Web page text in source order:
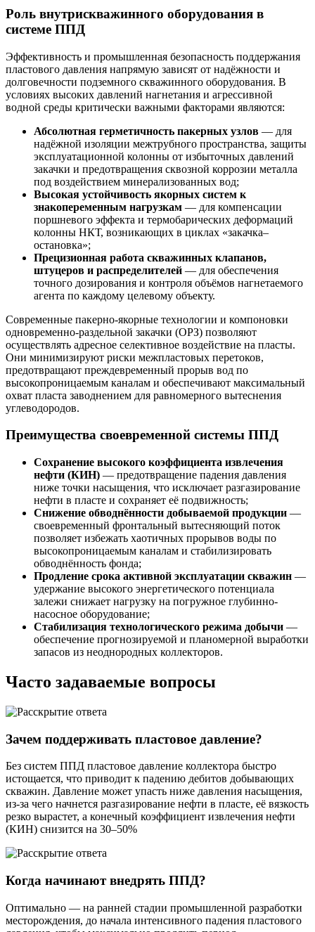
Роль внутрискважинного оборудования в
системе ППД
Эффективность и промышленная безопасность поддержания
пластового давления напрямую зависят от надёжности и
долговечности подземного скважинного оборудования. В
условиях высоких давлений нагнетания и агрессивной
водной среды критически важными факторами являются:
Абсолютная герметичность пакерных узлов — для
надёжной изоляции межтрубного пространства, защиты
эксплуатационной колонны от избыточных давлений
закачки и предотвращения сквозной коррозии металла
под воздействием минерализованных вод;
Высокая устойчивость якорных систем к
знакопеременным нагрузкам — для компенсации
поршневого эффекта и термобарических деформаций
колонны НКТ, возникающих в циклах «закачка–
остановка»;
Прецизионная работа скважинных клапанов,
штуцеров и распределителей — для обеспечения
точного дозирования и контроля объёмов нагнетаемого
агента по каждому целевому объекту.
Современные пакерно-якорные технологии и компоновки
одновременно-раздельной закачки (ОРЗ) позволяют
осуществлять адресное селективное воздействие на пласты.
Они минимизируют риски межпластовых перетоков,
предотвращают преждевременный прорыв вод по
высокопроницаемым каналам и обеспечивают максимальный
охват пласта заводнением для равномерного вытеснения
углеводородов.
Преимущества своевременной системы ППД
Сохранение высокого коэффициента извлечения
нефти (КИН) — предотвращение падения давления
ниже точки насыщения, что исключает разгазирование
нефти в пласте и сохраняет её подвижность;
Снижение обводнённости добываемой продукции —
своевременный фронтальный вытесняющий поток
позволяет избежать хаотичных прорывов воды по
высокопроницаемым каналам и стабилизировать
обводнённость фонда;
Продление срока активной эксплуатации скважин —
удержание высокого энергетического потенциала
залежи снижает нагрузку на погружное глубинно-
насосное оборудование;
Стабилизация технологического режима добычи —
обеспечение прогнозируемой и планомерной выработки
запасов из неоднородных коллекторов.
Часто задаваемые вопросы
Зачем поддерживать пластовое давление?
Без систем ППД пластовое давление коллектора быстро
истощается, что приводит к падению дебитов добывающих
скважин. Давление может упасть ниже давления насыщения,
из-за чего начнется разгазирование нефти в пласте, её вязкость
резко вырастет, а конечный коэффициент извлечения нефти
(КИН) снизится на 30–50%
Когда начинают внедрять ППД?
Оптимально — на ранней стадии промышленной разработки
месторождения, до начала интенсивного падения пластового